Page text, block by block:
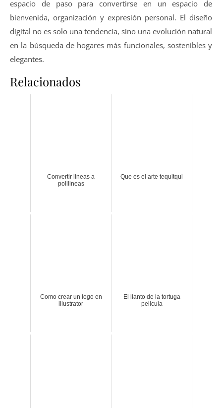
espacio de paso para convertirse en un espacio de
bienvenida, organización y expresión personal. El diseño
digital no es solo una tendencia, sino una evolución natural
en la búsqueda de hogares más funcionales, sostenibles y
elegantes.
Relacionados
Convertir lineas a
polilineas
Que es el arte tequitqui
Como crear un logo en
illustrator
El llanto de la tortuga
pelicula